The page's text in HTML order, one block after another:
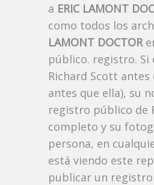
a ERIC LAMONT
como todos los
LAMONT DOCTOR
público. registro. Si
Richard Scott antes
antes que ella), su
registro público de
completo y su
persona, en
está viendo este
publicar un registro